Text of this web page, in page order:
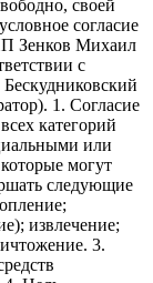
своей
согласие
Зенков Михаил
с
1. Согласие
категорий
или
могут
следующие
извлечение;
3.